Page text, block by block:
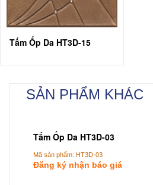
Tấm Ốp Da HT3D-15
SẢN PHẨM KHÁC
Tấm Ốp Da HT3D-03
Mã sản phẩm: HT3D-03
Đăng ký nhận báo giá